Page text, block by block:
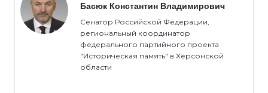
Басюк Константин Владимирович
Сенатор Российской Федерации,
региональный координатор
федерального партийного проекта
"Историческая память" в Херсонской
области